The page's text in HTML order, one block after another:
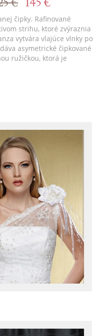
čipky. Rafinované
strihu, ktoré zvýraznia
vytvára vlajúce vlnky po
asymetrické čipkované
ružičkou, ktorá je